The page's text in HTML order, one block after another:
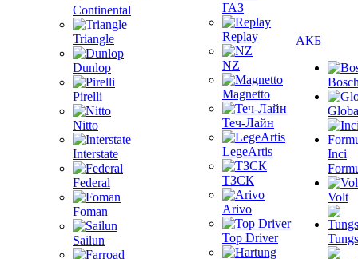
Continental
Triangle
Dunlop
Pirelli
Nitto
Interstate
Federal
Foman
Sailun
ГАЗ
Replay
NZ
Magnetto
Теч-Лайн
LegeArtis
ТЗСК
Arivo
Top Driver
АКБ
Inci
Volt